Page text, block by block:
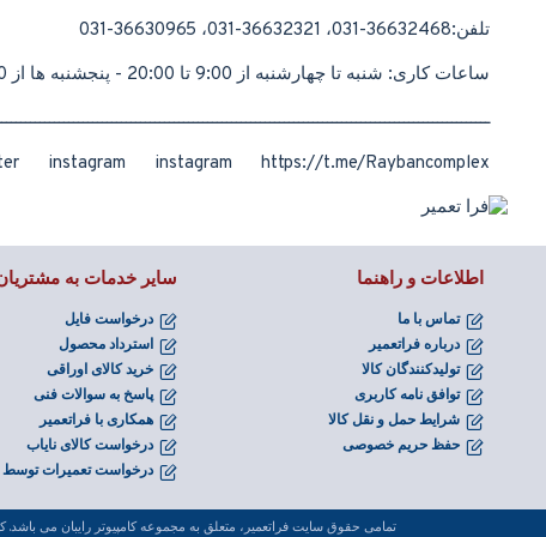
تلفن:36632468-031، 36632321-031، 36630965-031
ساعات کاری: شنبه تا چهارشنبه از 9:00 تا 20:00 - پنجشنبه ها از 9:00 تا 13:00 - به غیراز روزهای تعطیل
instagram instagram https://t.me/Raybancomplex
اطلاعات و راهنما
تماس با ما
درباره فراتعمیر
تولیدکنندگان کالا
توافق نامه کاربری
شرایط حمل و نقل کالا
حفظ حریم خصوصی
سایر خدمات به
درخواست فایل
استرداد محصول
خرید کالای اوراقی
پاسخ به سوالات فنی
همکاری با فراتعمیر
درخواست کالای نایاب
درخواست تعمیرات
تمامی حقوق سايت فراتعمیر، متعلق به مجموعه کامپیوتر رایبان می باشد. کپی برداری به هر نحو از محتوای سايت